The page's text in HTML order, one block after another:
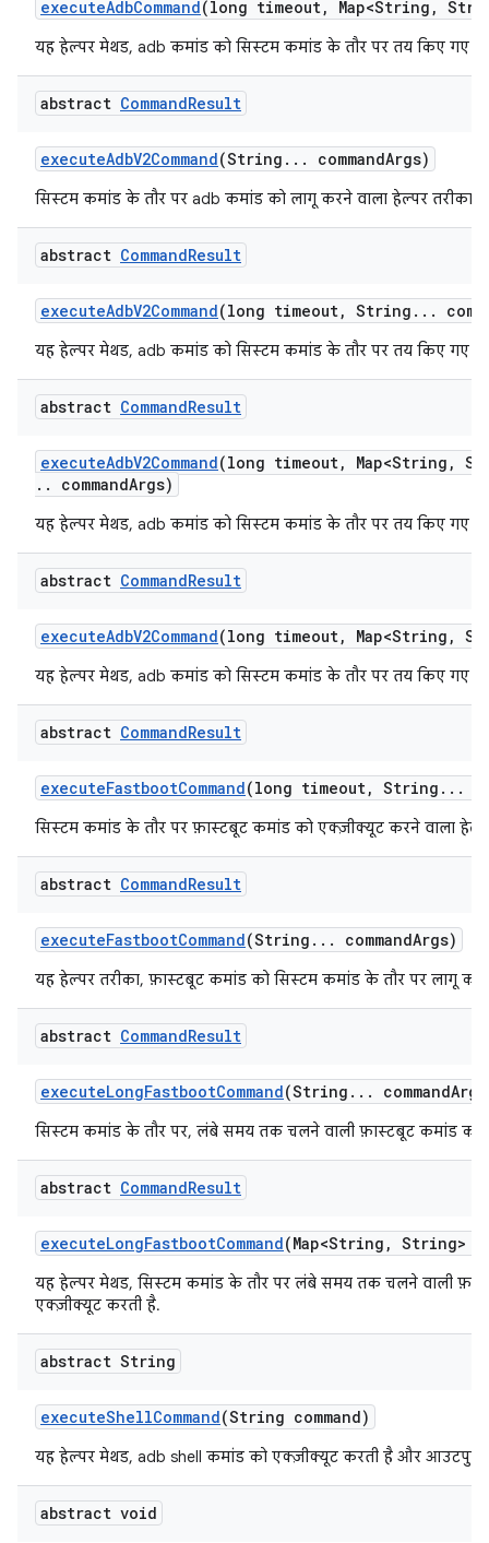
executeAdbCommand(long timeout, Map<String ,
यह हेल्पर मेथड, adb कमांड को सिस्टम कमांड के तौर पर तय किए गए
abstract CommandResult
executeAdbV2Command(String . . . commandArgs)
सिस्टम कमांड के तौर पर adb कमांड को लागू करने वाला हेल्पर तरीका.
abstract CommandResult
executeAdbV2Command(long timeout, String . . .
यह हेल्पर मेथड, adb कमांड को सिस्टम कमांड के तौर पर तय किए गए
abstract CommandResult
executeAdbV2Command(long timeout, Map<String ,
. . commandArgs)
यह हेल्पर मेथड, adb कमांड को सिस्टम कमांड के तौर पर तय किए गए
abstract CommandResult
executeAdbV2Command(long timeout, Map<String ,
यह हेल्पर मेथड, adb कमांड को सिस्टम कमांड के तौर पर तय किए गए
abstract CommandResult
executeFastbootCommand(long timeout, String . . .
सिस्टम कमांड के तौर पर फ़ास्टबूट कमांड को एक्ज़ीक्यूट करने वाला
abstract CommandResult
executeFastbootCommand(String . . . commandArgs)
यह हेल्पर तरीका, फ़ास्टबूट कमांड को सिस्टम कमांड के तौर पर लागू
abstract CommandResult
executeLongFastbootCommand(String . . . command
सिस्टम कमांड के तौर पर, लंबे समय तक चलने वाली फ़ास्टबूट कमांड को
abstract CommandResult
executeLongFastbootCommand(Map<String , String>
यह हेल्पर मेथड, सिस्टम कमांड के तौर पर लंबे समय तक चलने वाली
एक्ज़ीक्यूट करती है.
abstract String
executeShellCommand(String command)
यह हेल्पर मेथड, adb shell कमांड को एक्ज़ीक्यूट करती है और आउटपुट
abstract void